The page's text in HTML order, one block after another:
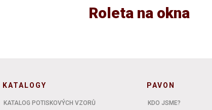
Roleta na okna
KATALOGY
KATALOG POTISKOVÝCH VZORŮ
PAVON
KDO JSME?